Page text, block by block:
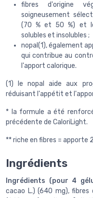
fibres d'origine
soigneusement
(70 % et 50 %) et
solubles et insolubles ;
nopal(1), également
qui contribue au
l'apport calorique.
(1) le nopal aide aux
réduisant l'appétit et
* la formule a été
précédente de CaloriLight.
** riche en fibres = apporte
Ingrédients
Ingrédients (pour 4
cacao L.) (640 mg), fibres